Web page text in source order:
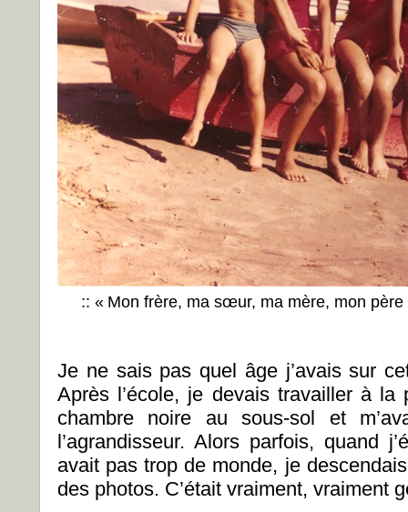
:: « Mon frère, ma sœur, ma mère, mon
Je ne sais pas quel âge j’avais sur
Après l’école, je devais travailler à
chambre noire au sous-sol et
l’agrandisseur. Alors parfois, quand
avait pas trop de monde, je
des photos. C’était vraiment, vraiment